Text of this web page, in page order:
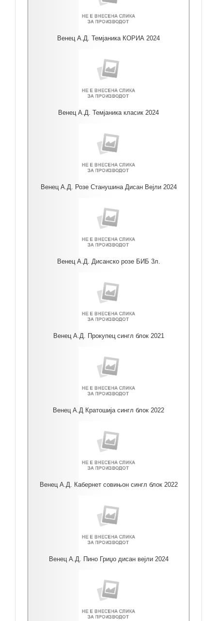
Венец А.Д. Темјаника КОРИА 2024
Венец А.Д. Темјаника класик 2024
Венец А.Д. Розе Станушина Дисан Вејли 2024
Венец А.Д. Дисанско розе БИБ 3л.
Венец А.Д. Прокупец сингл блок 2021
Венец А.Д Кратошија сингл блок 2022
Венец А.Д. Кабернет совињон сингл блок 2022
Венец А.Д. Пино Гриџо дисан вејли 2024